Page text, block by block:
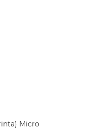
Micro